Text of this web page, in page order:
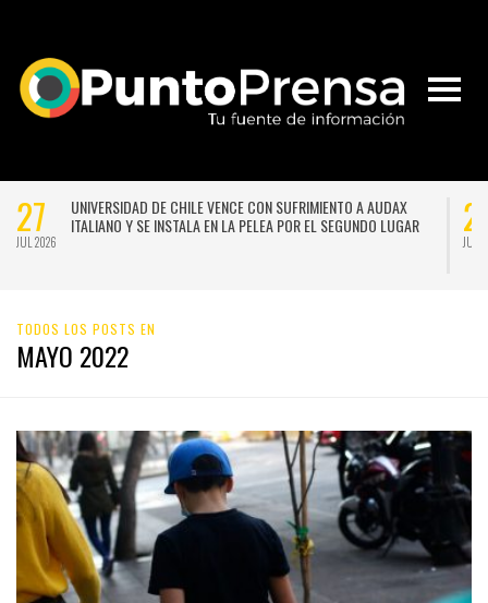
27
JUL 2026
UNIVERSIDAD DE CHILE VENCE CON SUFRIMIENTO A AUDAX
ITALIANO Y SE INSTALA EN LA PELEA POR EL SEGUNDO LUGAR
JUL
TODOS LOS POSTS EN
MAYO 2022